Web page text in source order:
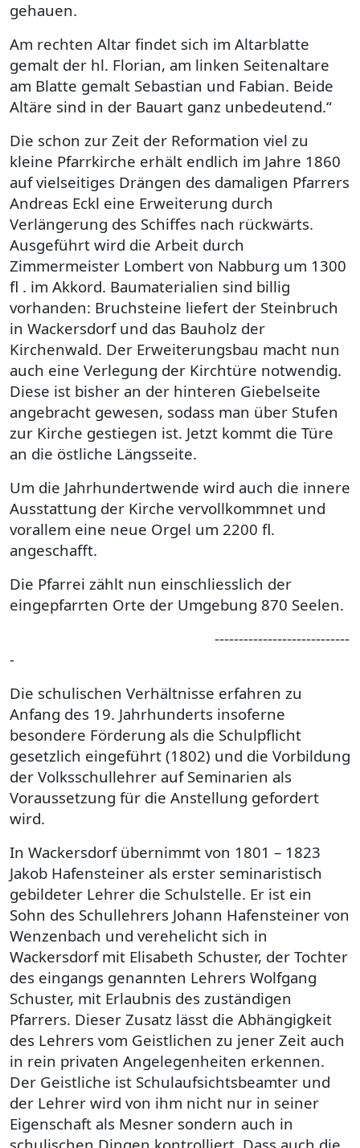
gehauen.
Am rechten Altar findet sich im Altarblatte
gemalt der hl. Florian, am linken Seitenaltare
am Blatte gemalt Sebastian und Fabian. Beide
Altäre sind in der Bauart ganz unbedeutend.“
Die schon zur Zeit der Reformation viel zu
kleine Pfarrkirche erhält endlich im Jahre 1860
auf vielseitiges Drängen des damaligen Pfarrers
Andreas Eckl eine Erweiterung durch
Verlängerung des Schiffes nach rückwärts.
Ausgeführt wird die Arbeit durch
Zimmermeister Lombert von Nabburg um 1300
fl . im Akkord. Baumaterialien sind billig
vorhanden: Bruchsteine liefert der Steinbruch
in Wackersdorf und das Bauholz der
Kirchenwald. Der Erweiterungsbau macht nun
auch eine Verlegung der Kirchtüre notwendig.
Diese ist bisher an der hinteren Giebelseite
angebracht gewesen, sodass man über Stufen
zur Kirche gestiegen ist. Jetzt kommt die Türe
an die östliche Längsseite.
Um die Jahrhundertwende wird auch die innere
Ausstattung der Kirche vervollkommnet und
vorallem eine neue Orgel um 2200 fl.
angeschafft.
Die Pfarrei zählt nun einschliesslich der
eingepfarrten Orte der Umgebung 870 Seelen.
----------------------------
-
Die schulischen Verhältnisse erfahren zu
Anfang des 19. Jahrhunderts insoferne
besondere Förderung als die Schulpflicht
gesetzlich eingeführt (1802) und die Vorbildung
der Volksschullehrer auf Seminarien als
Voraussetzung für die Anstellung gefordert
wird.
In Wackersdorf übernimmt von 1801 – 1823
Jakob Hafensteiner als erster seminaristisch
gebildeter Lehrer die Schulstelle. Er ist ein
Sohn des Schullehrers Johann Hafensteiner von
Wenzenbach und verehelicht sich in
Wackersdorf mit Elisabeth Schuster, der Tochter
des eingangs genannten Lehrers Wolfgang
Schuster, mit Erlaubnis des zuständigen
Pfarrers. Dieser Zusatz lässt die Abhängigkeit
des Lehrers vom Geistlichen zu jener Zeit auch
in rein privaten Angelegenheiten erkennen.
Der Geistliche ist Schulaufsichtsbeamter und
der Lehrer wird von ihm nicht nur in seiner
Eigenschaft als Mesner sondern auch in